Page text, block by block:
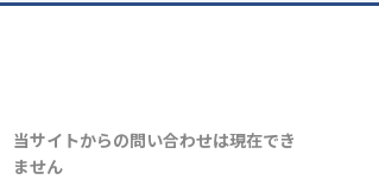
当サイトからの問い合わせは現在でき
ません